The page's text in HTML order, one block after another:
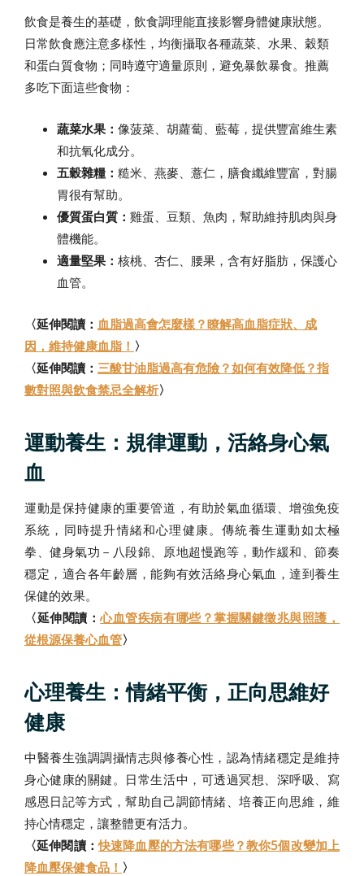
飲食是養生的基礎，飲食調理能直接影響身體健康狀態。
日常飲食應注意多樣性，均衡攝取各種蔬菜、水果、穀類
和蛋白質食物；同時遵守適量原則，避免暴飲暴食。推薦
多吃下面這些食物：
蔬菜水果： 像菠菜、胡蘿蔔、藍莓，提供豐富維生素
和抗氧化成分。
五穀雜糧： 糙米、燕麥、薏仁，膳食纖維豐富，對腸
胃很有幫助。
優質蛋白質： 雞蛋、豆類、魚肉，幫助維持肌肉與身
體機能。
適量堅果： 核桃、杏仁、腰果，含有好脂肪，保護心
血管。
〈延伸閱讀： 血脂過高會怎麼樣？瞭解高血脂症狀、成
因，維持健康血脂！ 〉
〈延伸閱讀： 三酸甘油脂過高有危險？如何有效降低？指
數對照與飲食禁忌全解析〉
運動養生：規律運動，活絡身心氣
血
運動是保持健康的重要管道，有助於氣血循環、增強免疫
系統，同時提升情緒和心理健康。傳統養生運動如太極
拳、健身氣功－八段錦、原地超慢跑等，動作緩和、節奏
穩定，適合各年齡層，能夠有效活絡身心氣血，達到養生
保健的效果。
〈延伸閱讀：心血管疾病有哪些？掌握關鍵徵兆與照護，
從根源保養心血管〉
心理養生：情緒平衡，正向思維好
健康
中醫養生強調調攝情志與修養心性，認為情緒穩定是維持
身心健康的關鍵。日常生活中，可透過冥想、深呼吸、寫
感恩日記等方式，幫助自己調節情緒、培養正向思維，維
持心情穩定，讓整體更有活力。
〈延伸閱讀：快速降血壓的方法有哪些？教你5個改變加上
降血壓保健食品！ 〉